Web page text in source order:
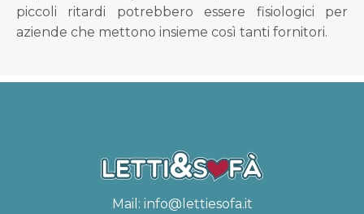
piccoli ritardi potrebbero essere fisiologici per
aziende che mettono insieme così tanti fornitori.
Mail: info@lettiesofa.it